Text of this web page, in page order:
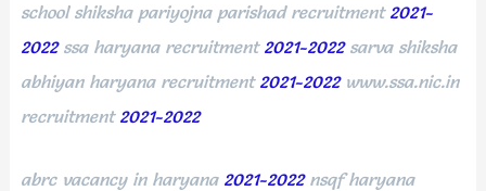
school shiksha pariyojna parishad recruitment 2021-
2022ssa haryana recruitment 2021-2022sarva shiksha
abhiyan haryana recruitment 2021-2022www.ssa.nic.in
recruitment 2021-2022
abrc vacancy in haryana 2021-2022nsqf haryana